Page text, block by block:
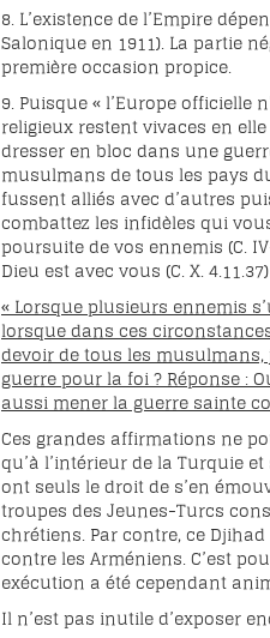
8. L’existence de l’Empire
Salonique en 1911). La partie
première occasion propice.
9. Puisque « l’Europe
religieux restent vivaces en
dresser en bloc dans une
musulmans de tous les pays
fussent alliés avec d’autres
combattez les infidèles qui
poursuite de vos ennemis (C.
Dieu est avec vous (C. X.
« Lorsque plusieurs ennemis
lorsque dans ces
devoir de tous les
guerre pour la foi ? Réponse :
aussi mener la guerre sainte
Ces grandes affirmations ne
qu’à l’intérieur de la Turquie
ont seuls le droit de s’en
troupes des Jeunes-Turcs
chrétiens. Par contre, ce
contre les Arméniens. C’est
exécution a été cependant
Il n’est pas inutile d’exposer